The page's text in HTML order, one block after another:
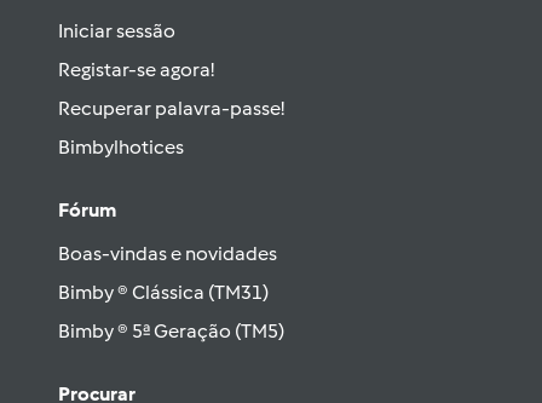
Iniciar sessão
Registar-se agora!
Recuperar palavra-passe!
Bimbylhotices
Fórum
Boas-vindas e novidades
Bimby ® Clássica (TM31)
Bimby ® 5ª Geração (TM5)
Procurar